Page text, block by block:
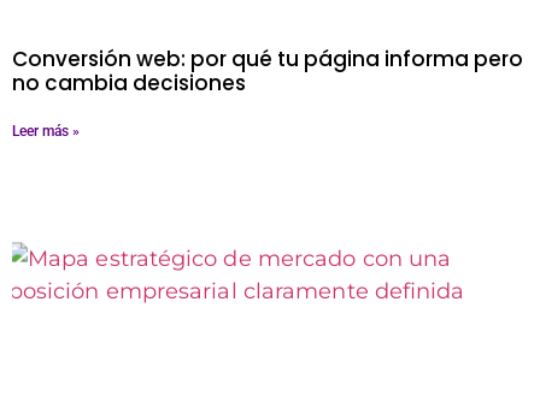
Conversión web: por qué tu página informa pero
no cambia decisiones
Leer más »